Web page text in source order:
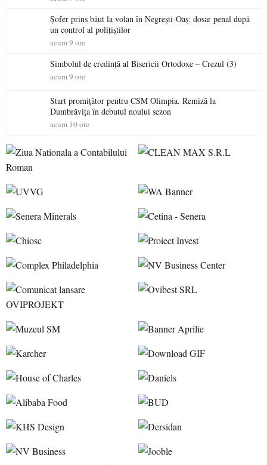
Șofer prins băut la volan în Negrești-Oaș: dosar penal după
un control al polițiștilor
acum 9 ore
Simbolul de credinţă al Bisericii Ortodoxe – Crezul (3)
acum 9 ore
Start promițător pentru CSM Olimpia. Remiză la
Dumbrăvița în debutul noului sezon
acum 10 ore